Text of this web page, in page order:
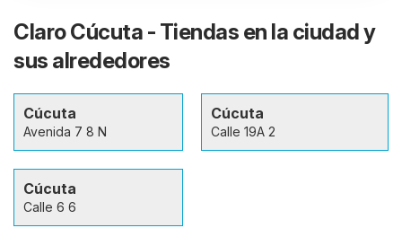
Claro Cúcuta - Tiendas en la ciudad y
sus alrededores
Cúcuta
Avenida 7 8 N
Cúcuta
Calle 19A 2
Cúcuta
Calle 6 6